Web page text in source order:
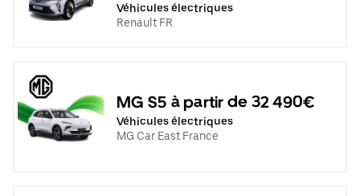
Véhicules électriques
Renault FR
MG S5 à partir de 32 490€
Véhicules électriques
MG Car East France